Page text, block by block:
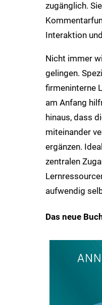
zugänglich.
Interaktion
Nicht immer
gelingen.
firmeninterne
am Anfang
hinaus, dass
miteinander
ergänzen.
zentralen
aufwendig
Das neue